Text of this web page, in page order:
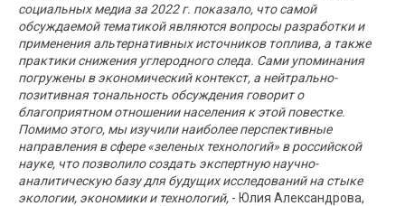
социальных медиа за 2022 г. показало, что самой
обсуждаемой тематикой являются вопросы разработки и
применения альтернативных источников топлива, а также
практики снижения углеродного следа. Сами упоминания
погружены в экономический контекст, а нейтрально-
позитивная тональность обсуждения говорит о
благоприятном отношении населения к этой повестке.
Помимо этого, мы изучили наиболее перспективные
направления в сфере «зеленых технологий» в российской
науке, что позволило создать экспертную научно-
аналитическую базу для будущих исследований на стыке
экологии, экономики и технологий, - Юлия Александрова,